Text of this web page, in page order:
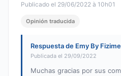
Publicado el 29/06/2022 à 10h01
Opinión traducida
Respuesta de Emy By
Publicada el 29/09/2022
Muchas gracias por sus